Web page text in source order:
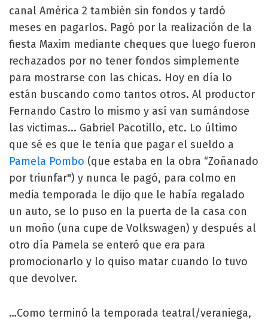
canal América 2 también sin fondos y tardó
meses en pagarlos. Pagó por la realización de la
fiesta Maxim mediante cheques que luego fueron
rechazados por no tener fondos simplemente
para mostrarse con las chicas. Hoy en día lo
están buscando como tantos otros. Al productor
Fernando Castro lo mismo y así van sumándose
las victimas... Gabriel Pacotillo, etc. Lo último
que sé es que le tenía que pagar el sueldo a
Pamela Pombo (que estaba en la obra “Zoñanado
por triunfar") y nunca le pagó, para colmo en
media temporada le dijo que le había regalado
un auto, se lo puso en la puerta de la casa con
un moño (una cupe de Volkswagen) y después al
otro día Pamela se enteró que era para
promocionarlo y lo quiso matar cuando lo tuvo
que devolver.
…Como terminó la temporada teatral/veraniega,